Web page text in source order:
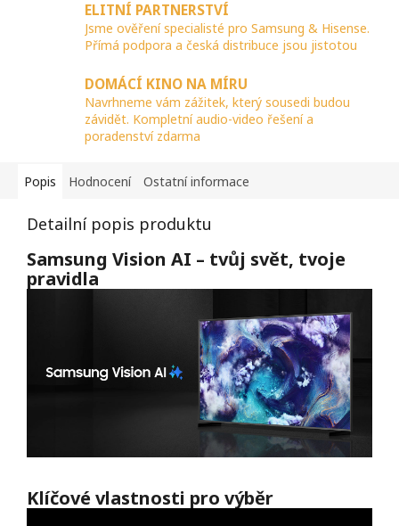
ELITNÍ PARTNERSTVÍ
Jsme ověření specialisté pro Samsung & Hisense.
Přímá podpora a česká distribuce jsou jistotou
DOMÁCÍ KINO NA MÍRU
Navrhneme vám zážitek, který sousedi budou
závidět. Kompletní audio-video řešení a
poradenství zdarma
Popis Hodnocení Ostatní informace
Detailní popis produktu
Samsung Vision AI – tvůj svět, tvoje
pravidla
Klíčové vlastnosti pro výběr